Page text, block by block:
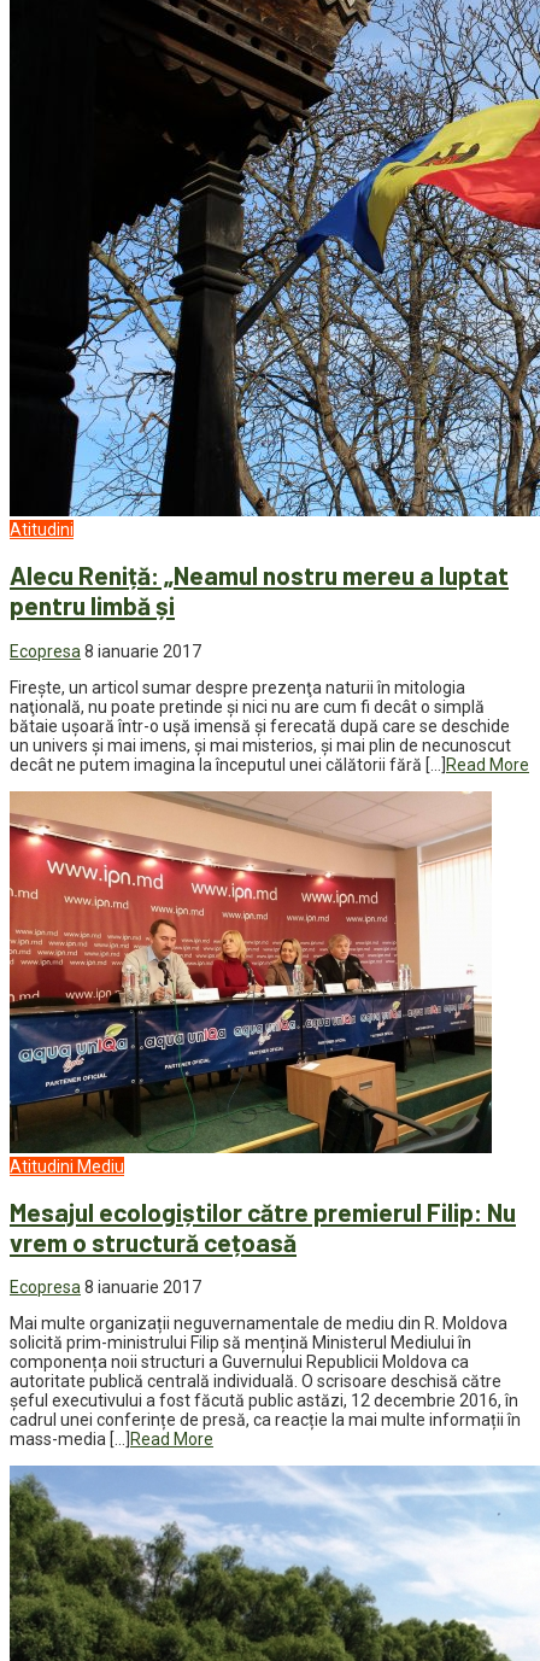
Atitudini
Alecu Reniță: „Neamul nostru mereu a luptat
pentru limbă și
Ecopresa 8 ianuarie 2017
Fireşte, un articol sumar despre prezenţa naturii în mitologia
naţională, nu poate pretinde şi nici nu are cum fi decât o simplă
bătaie uşoară într-o uşă imensă şi ferecată după care se deschide
un univers şi mai imens, şi mai misterios, şi mai plin de necunoscut
decât ne putem imagina la începutul unei călătorii fără […]
Read More
Atitudini Mediu
Mesajul ecologiștilor către premierul Filip: Nu
vrem o structură cețoasă
Ecopresa8 ianuarie 2017
Mai multe organizații neguvernamentale de mediu din R. Moldova
solicită prim-ministrului Filip să mențină Ministerul Mediului în
componența noii structuri a Guvernului Republicii Moldova ca
autoritate publică centrală individuală. O scrisoare deschisă către
șeful executivului a fost făcută public astăzi, 12 decembrie 2016, în
cadrul unei conferințe de presă, ca reacție la mai multe informații în
mass-media […] Read More